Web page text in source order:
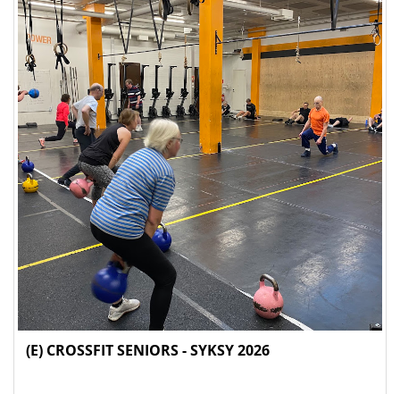
(E) CROSSFIT SENIORS - SYKSY 2026